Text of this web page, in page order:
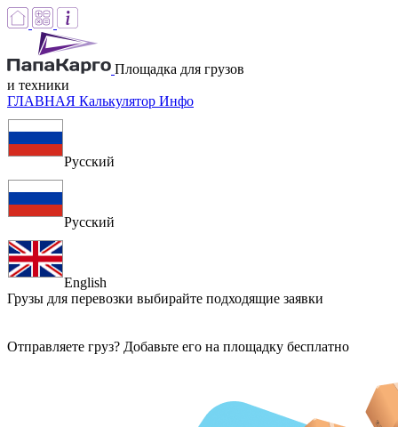
Площадка для грузов
и техники
ГЛАВНАЯ Калькулятор Инфо
Русский
Русский
English
Грузы для перевозки выбирайте подходящие заявки
Отправляете груз? Добавьте его на площадку бесплатно